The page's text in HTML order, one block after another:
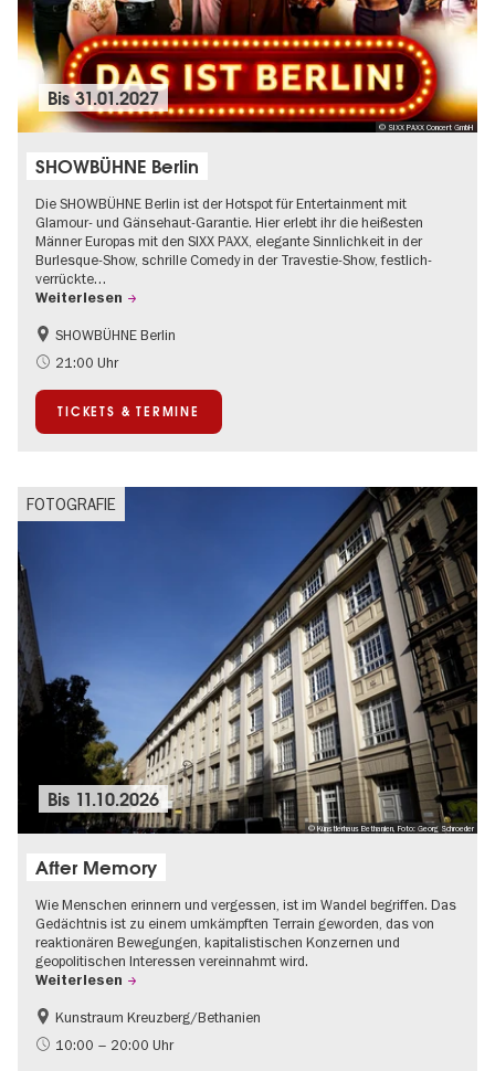
© SIXX PAXX Concert GmbH
Bis31.01.2027
SHOWBÜHNE Berlin
Die SHOWBÜHNE Berlin ist der Hotspot für Entertainment mit
Glamour- und Gänsehaut-Garantie. Hier erlebt ihr die heißesten
Männer Europas mit den SIXX PAXX, elegante Sinnlichkeit in der
Burlesque-Show, schrille Comedy in der Travestie-Show, festlich-
verrückte…
Weiterlesen
Kultursommer
SHOWBÜHNE Berlin
21:00 Uhr
TICKETS & TERMINE
FOTOGRAFIE
© Künstlerhaus Bethanien, Foto: Georg Schroeder
Bis 11.10.2026
After Memory
Wie Menschen erinnern und vergessen, ist im Wandel begriffen. Das
Gedächtnis ist zu einem umkämpften Terrain geworden, das von
reaktionären Bewegungen, kapitalistischen Konzernen und
geopolitischen Interessen vereinnahmt wird.
Weiterlesen
Gratis
International
Kunstraum Kreuzberg/Bethanien
10:00 – 20:00 Uhr